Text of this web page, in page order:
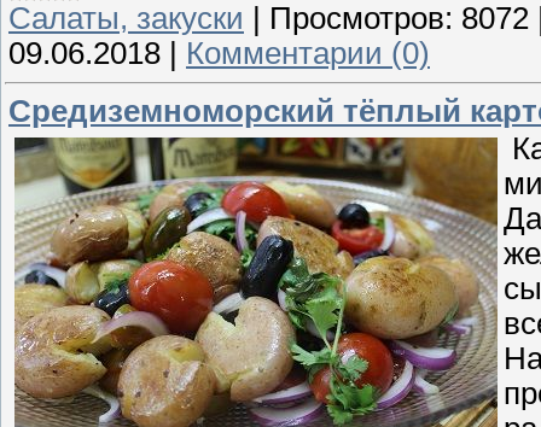
Cалаты, закуски
Просмотров: 8072
09.06.2018
Комментарии (0)
Средиземноморский тёплый